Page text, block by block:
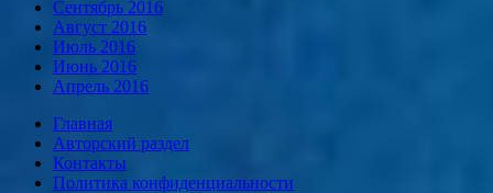
Сентябрь 2016
Август 2016
Июль 2016
Июнь 2016
Апрель 2016
Главная
Авторский раздел
Контакты
Политика конфиденциальности